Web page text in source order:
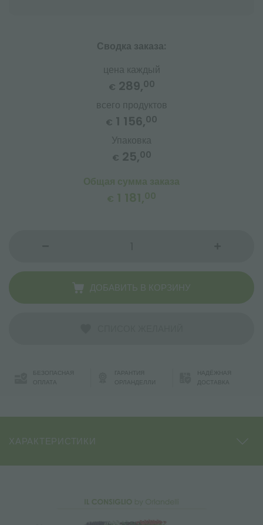
Сводка заказа:
цена каждый
€ 289,00
всего продуктов
€ 1 156,00
Упаковка
€ 25,00
Общая сумма заказа
€ 1 181,00
ДОБАВИТЬ В КОРЗИНУ
БЕЗОПАСНАЯ
ОПЛАТА
ГАРАНТИЯ
ОРЛАНДЕЛЛИ
НАДЁЖНАЯ
ДОСТАВКА
ХАРАКТЕРИСТИКИ